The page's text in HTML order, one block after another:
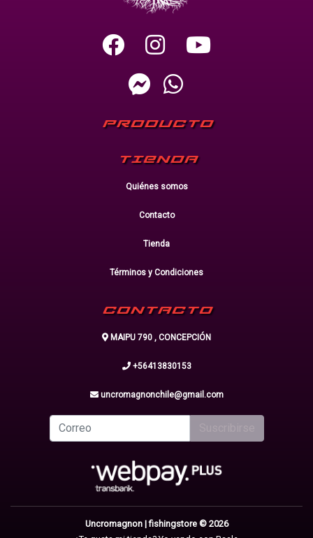
PRODUCTO
TIENDA
Quiénes somos
Contacto
Tienda
Términos y Condiciones
CONTACTO
MAIPU 790 , CONCEPCIÓN
+56413830153
uncromagnonchile@gmail.com
Uncromagnon | fishingstore © 2026